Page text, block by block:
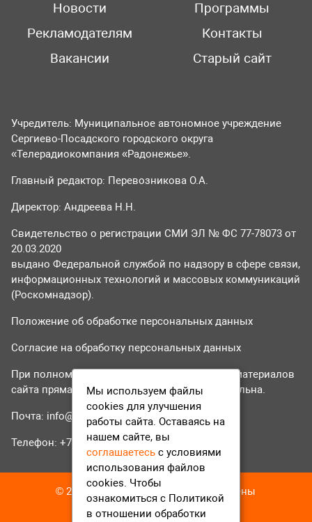
Новости
Программы
Рекламодателям
Контакты
Вакансии
Старый сайт
Учредитель: Муниципальное автономное учреждение
Сергиево-Посадского городского округа
«Телерадиокомпания «Радонежье».
Главный редактор: Перевозникова О.А.
Директор: Андреева Н.Н.
Свидетельство о регистрации СМИ ЭЛ № ФС 77-78073 от
20.03.2020
выдано Федеральной службой по надзору в сфере связи,
информационных технологий и массовых коммуникаций
(Роскомнадзор).
Положение об обработке персональных данных
Согласие на обработку персональных данных
При полном или частичном использовании материалов
сайта прямая гиперссылка на tvr24.tv обязательна.
Почта: info@tvr24.tv
Телефон: +7 (496) 551-04-95
© 2016-2023 ТВР24 Все права защищены
Мы используем файлы
cookies для улучшения
работы сайта. Оставаясь на
нашем сайте, вы
соглашаетесь с условиями
использования файлов
cookies. Чтобы
ознакомиться с Политикой
в отношении обработки